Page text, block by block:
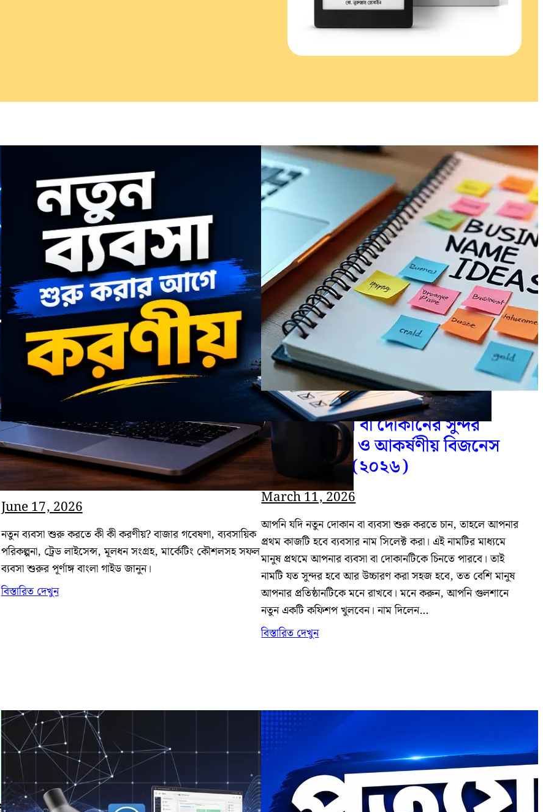
নতুন ব্যবসা শুরু করার আগে সাফল্যের
জন্য প্রয়োজনীয় করণীয়
June 17, 2026
নতুন ব্যবসা শুরু করতে কী কী করণীয়? বাজার গবেষণা, ব্যবসায়িক
পরিকল্পনা, ট্রেড লাইসেন্স, মূলধন সংগ্রহ, মার্কেটিং কৌশলসহ সফল
ব্যবসা শুরুর পূর্ণাঙ্গ বাংলা গাইড জানুন।
বিস্তারিত দেখুন
১০০+ ব্যবসার বা দোকানের সুন্দর
নামের তালিকা ও আকর্ষণীয় বিজনেস
নেম আইডিয়া (২০২৬)
March 11, 2026
আপনি যদি নতুন দোকান বা ব্যবসা শুরু করতে চান, তাহলে আপনার
প্রথম কাজটি হবে ব্যবসার নাম সিলেক্ট করা। এই নামটির মাধ্যমে
মানুষ প্রথমে আপনার ব্যবসা বা দোকানটিকে চিনতে পারবে। তাই
নামটি যত সুন্দর হবে আর উচ্চারণ করা সহজ হবে, তত বেশি মানুষ
আপনার প্রতিষ্ঠানটিকে মনে রাখবে। মনে করুন, আপনি গুলশানে
নতুন একটি কফিশপ খুলবেন। নাম দিলেন…
বিস্তারিত দেখুন